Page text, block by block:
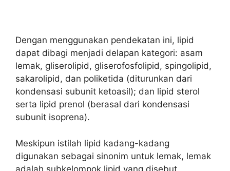
Dengan menggunakan pendekatan ini, lipid
dapat dibagi menjadi delapan kategori: asam
lemak, gliserolipid, gliserofosfolipid, spingolipid,
sakarolipid, dan poliketida (diturunkan dari
kondensasi subunit ketoasil); dan lipid sterol
serta lipid prenol (berasal dari kondensasi
subunit isoprena).
Meskipun istilah lipid kadang-kadang
digunakan sebagai sinonim untuk lemak, lemak
adalah subkelompok lipid yang disebut